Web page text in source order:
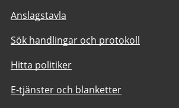
Anslagstavla
Sök handlingar och protokoll
Hitta politiker
E-tjänster och blanketter